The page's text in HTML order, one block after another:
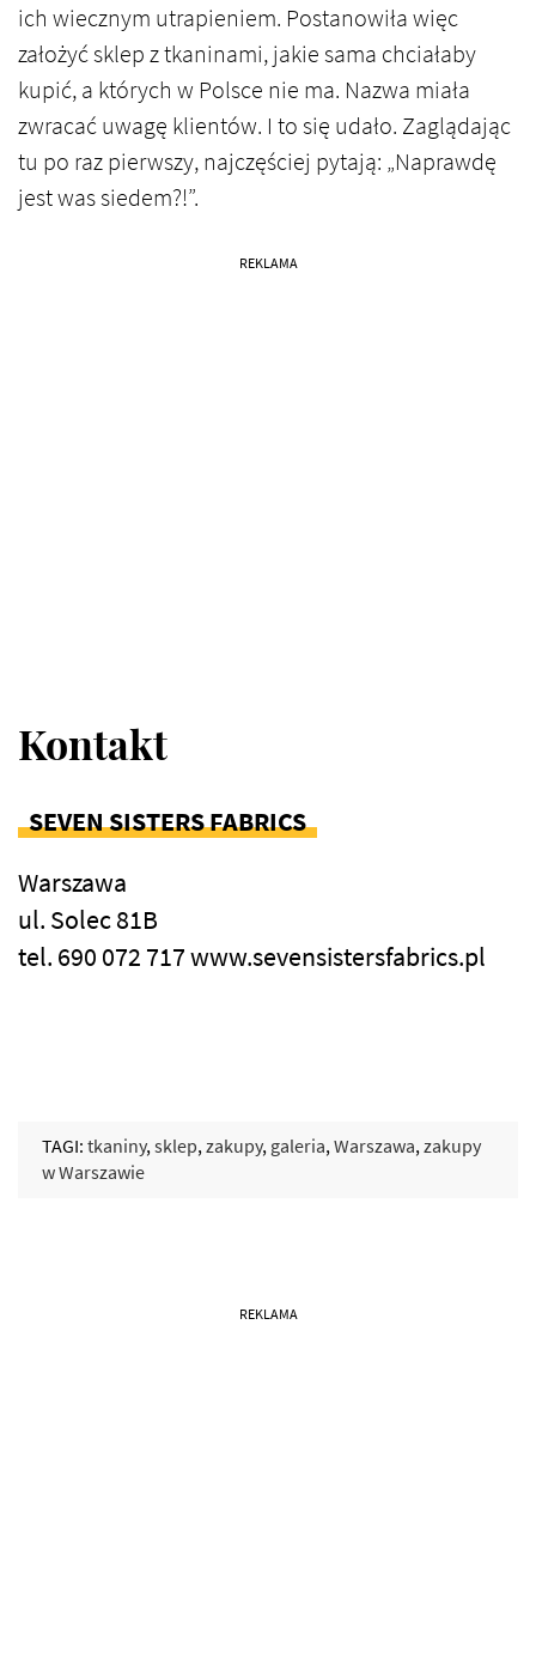
ich wiecznym utrapieniem. Postanowiła więc
założyć sklep z tkaninami, jakie sama chciałaby
kupić, a których w Polsce nie ma. Nazwa miała
zwracać uwagę klientów. I to się udało. Zaglądając
tu po raz pierwszy, najczęściej pytają: „Naprawdę
jest was siedem?!”.
REKLAMA
Kontakt
SEVEN SISTERS FABRICS
Warszawa
ul. Solec 81B
tel. 690 072 717 www.sevensistersfabrics.pl
TAGI:tkaniny,sklep,zakupy,galeria,Warszawa,zakupy
w Warszawie
REKLAMA